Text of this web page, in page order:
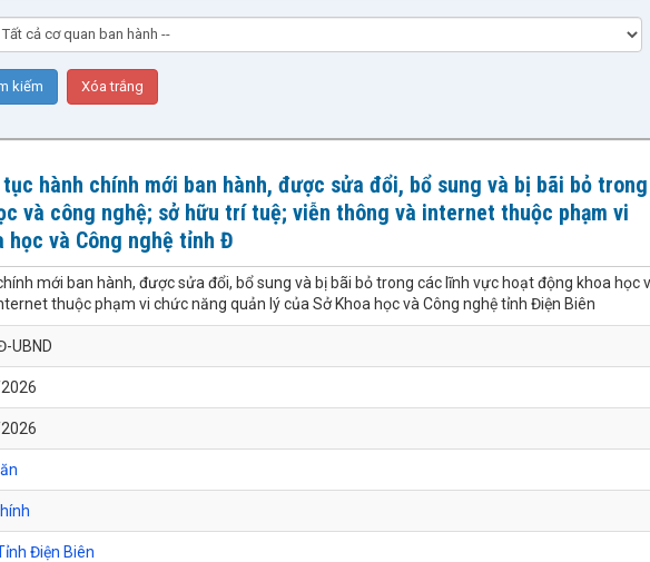
hành chính mới ban hành, được sửa đổi, bổ sung và bị bãi bỏ trong
và công nghệ; sở hữu trí tuệ; viễn thông và internet thuộc phạm vi
học và Công nghệ tỉnh Đ
mới ban hành, được sửa đổi, bổ sung và bị bãi bỏ trong các lĩnh vực hoạt động khoa học
thuộc phạm vi chức năng quản lý của Sở Khoa học và Công nghệ tỉnh Điện Biên
UBND
Điện Biên